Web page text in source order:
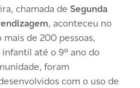
chamada de Segunda
, aconteceu no
de 200 pessoas,
até o 9º ano do
foram
com o uso de